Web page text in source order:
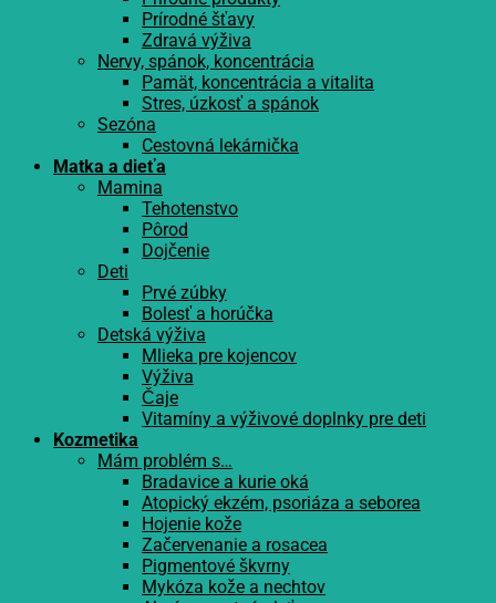
Prírodné šťavy
Zdravá výživa
Nervy, spánok, koncentrácia
Pamät, koncentrácia a vitalita
Stres, úzkosť a spánok
Sezóna
Cestovná lekárnička
Matka a dieťa
Mamina
Tehotenstvo
Pôrod
Dojčenie
Deti
Prvé zúbky
Bolesť a horúčka
Detská výživa
Mlieka pre kojencov
Výživa
Čaje
Vitamíny a výživové doplnky pre deti
Kozmetika
Mám problém s…
Bradavice a kurie oká
Atopický ekzém, psoriáza a seborea
Hojenie kože
Začervenanie a rosacea
Pigmentové škvrny
Mykóza kože a nechtov